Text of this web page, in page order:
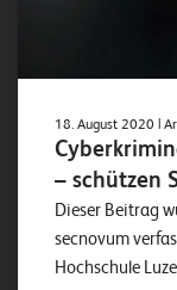
18. August 2020 |
– schützen
Dieser Beitrag
secnovum
Hochschule